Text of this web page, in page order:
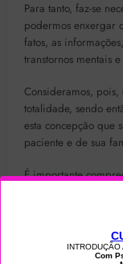
Para tanto, faz-se
podermos enxergar
fatos, as
transtornos mentais
Consideramos,
totalidade, sendo
esta concepção que
paciente e de sua
É importante
significado no
enfermidade
estilo de